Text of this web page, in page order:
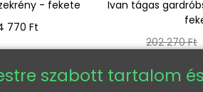
- fekete
770 Ft
Ivan tágas
Normál
202 270 Ft
szabott tartalom